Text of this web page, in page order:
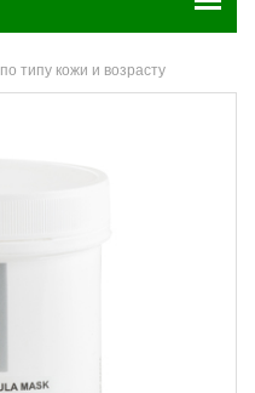
по типу кожи и возрасту